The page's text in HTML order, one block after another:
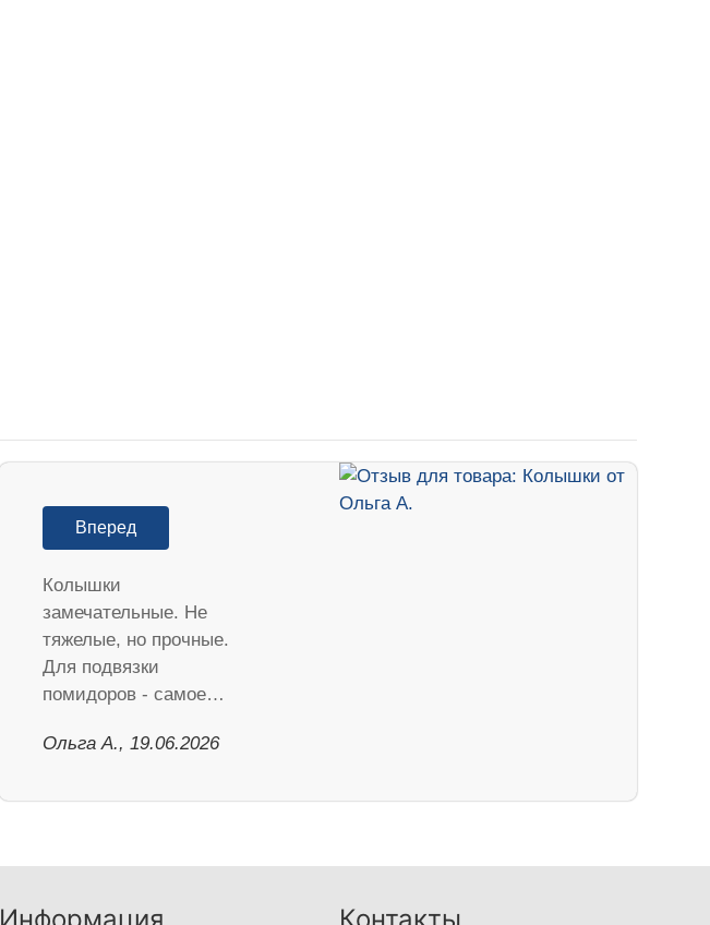
Вперед
Колышки
замечательные. Не
тяжелые, но прочные.
Для подвязки
помидоров - самое…
Ольга А., 19.06.2026
Информация Контакты